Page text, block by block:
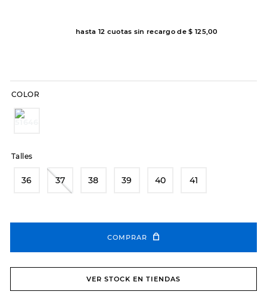
hasta 12 cuotas sin recargo de$ 125,00
COLOR
Talles
36 37 38 39 40 41
COMPRAR
VER STOCK EN TIENDAS